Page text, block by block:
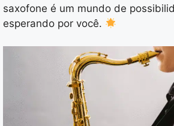
saxofone é um mundo de
esperando por você.